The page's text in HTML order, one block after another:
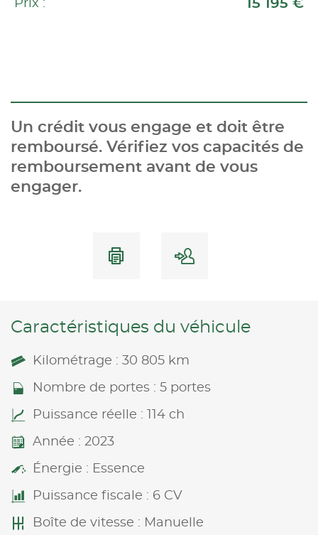
Prix : 15 195 €
Un crédit vous engage et doit être
remboursé. Vérifiez vos capacités de
remboursement avant de vous
engager.
Caractéristiques du véhicule
Kilométrage : 30 805 km
Nombre de portes : 5 portes
Puissance réelle : 114 ch
Année : 2023
Énergie : Essence
Puissance fiscale : 6 CV
Boîte de vitesse : Manuelle